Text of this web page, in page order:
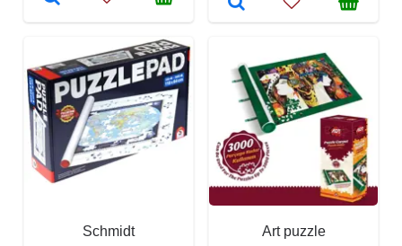
Schmidt
Art puzzle